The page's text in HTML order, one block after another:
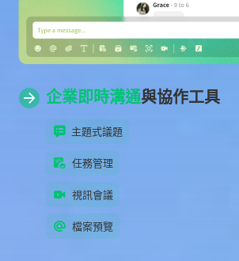
企業即時溝通與協作工具
主題式議題
任務管理
視訊會議
檔案預覽